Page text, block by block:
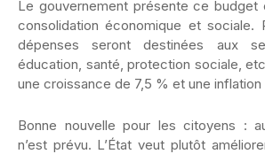
Le gouvernement présente ce budget
consolidation économique et
dépenses seront destinées aux
éducation, santé, protection sociale,
une croissance de 7,5 % et une
Bonne nouvelle pour les citoyens :
n’est prévu. L’État veut plutôt